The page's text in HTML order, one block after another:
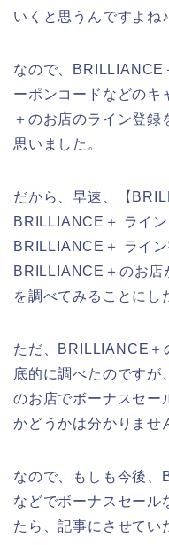
いくと思うんですよね♪
なので、BRILLIANCE
ーポンコードなどの
＋のお店のライン登録
思いました。
だから、早速、【
BRILLIANCE＋ ライ
BRILLIANCE＋ ライ
BRILLIANCE＋のお店
を調べてみることにし
ただ、BRILLIANCE＋
底的に調べたのです
のお店でボーナスセー
かどうかは分かりませ
なので、もしも今後
などでボーナスセール
たら、記事にさせてい